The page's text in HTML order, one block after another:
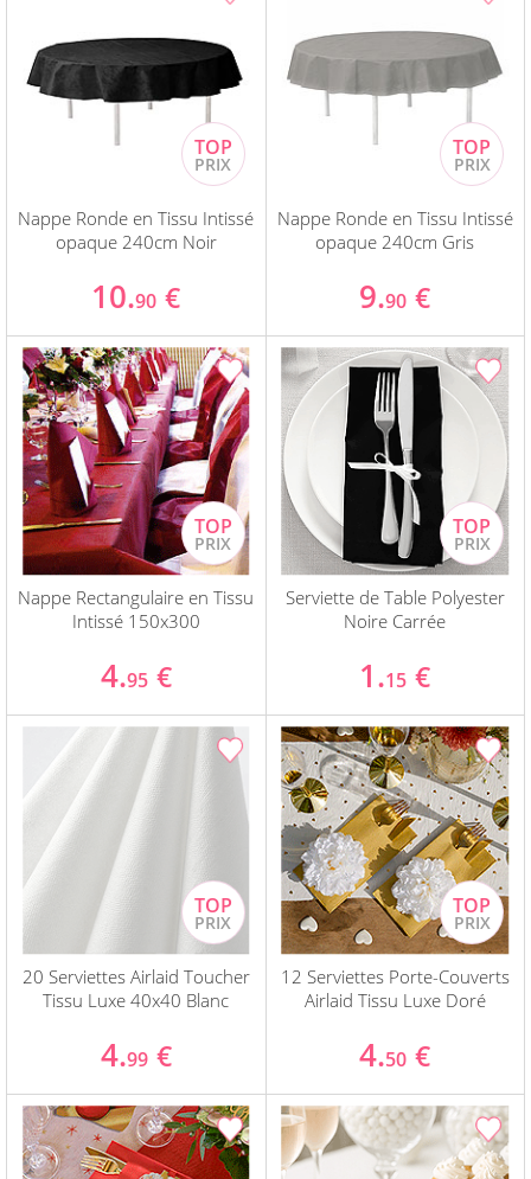
Nappe Ronde en Tissu Intissé
opaque 240cm Noir
10.90 €
Nappe Ronde en Tissu Intissé
opaque 240cm Gris
9.90 €
Nappe Rectangulaire en Tissu
Intissé 150x300
4.95 €
Serviette de Table Polyester
Noire Carrée
1.15 €
20 Serviettes Airlaid Toucher
Tissu Luxe 40x40 Blanc
4.99 €
12 Serviettes Porte-Couverts
Airlaid Tissu Luxe Doré
4.50 €